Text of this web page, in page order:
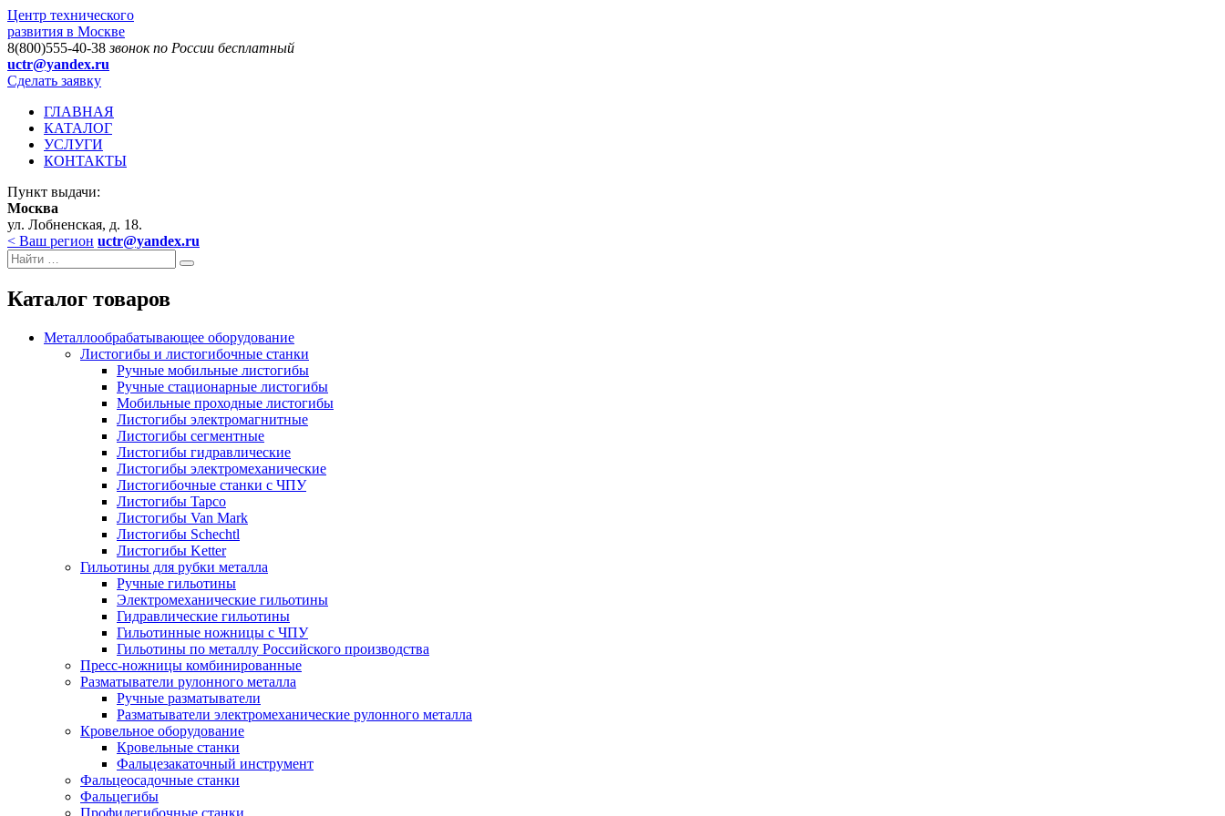
Центр технического
развития в Москве
8(800)555-40-38звонок по России бесплатный
uctr@yandex.ru
Сделать заявку
ГЛАВНАЯ
КАТАЛОГ
УСЛУГИ
КОНТАКТЫ
Пункт выдачи:
Москва
ул. Лобненская, д. 18.
< Ваш регион uctr@yandex.ru
Каталог товаров
Металлообрабатывающее оборудование
Листогибы и листогибочные станки
Ручные мобильные листогибы
Ручные стационарные листогибы
Мобильные проходные листогибы
Листогибы электромагнитные
Листогибы сегментные
Листогибы гидравлические
Листогибы электромеханические
Листогибочные станки с ЧПУ
Листогибы Tapco
Листогибы Van Mark
Листогибы Schechtl
Листогибы Ketter
Гильотины для рубки металла
Ручные гильотины
Электромеханические гильотины
Гидравлические гильотины
Гильотинные ножницы с ЧПУ
Гильотины по металлу Российского производства
Пресс-ножницы комбинированные
Разматыватели рулонного металла
Ручные разматыватели
Разматыватели электромеханические рулонного металла
Кровельное оборудование
Кровельные станки
Фальцезакаточный инструмент
Фальцеосадочные станки
Фальцегибы
Профилегибочные станки